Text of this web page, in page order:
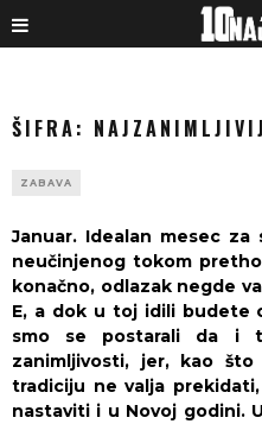
ŠIFRA:
ZABAVA
Januar. Idealan mesec
neučinjenog tokom
konačno, odlazak negde
E, a dok u toj idili budete
smo se postarali da i
zanimljivosti, jer, kao
tradiciju ne valja
nastaviti i u Novoj godini.